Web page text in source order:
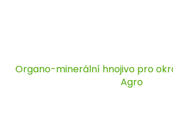
Organo-minerální hnojivo pro
Agro